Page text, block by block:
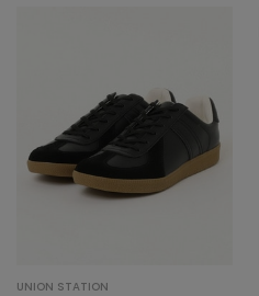
UNION STATION